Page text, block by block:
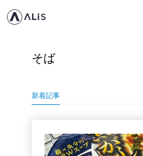
そば
新着記事